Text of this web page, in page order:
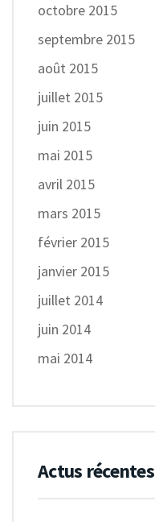
octobre 2015
septembre 2015
août 2015
juillet 2015
juin 2015
mai 2015
avril 2015
mars 2015
février 2015
janvier 2015
juillet 2014
juin 2014
mai 2014
Actus récentes